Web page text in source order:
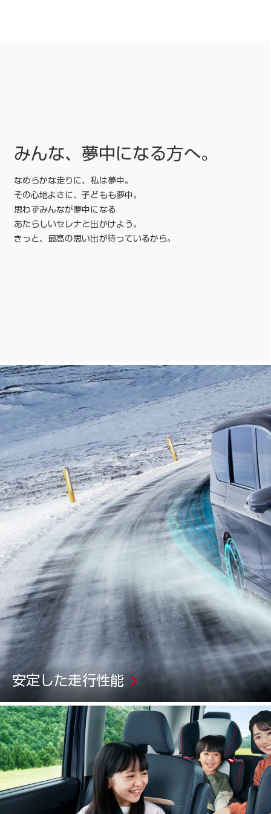
みんな、夢中になる方へ。
なめらかな走りに、私は夢中。
その心地よさに、子どもも夢中。
思わずみんなが夢中になる
あたらしいセレナと出かけよう。
きっと、最高の思い出が待っているから。
安定した走行性能